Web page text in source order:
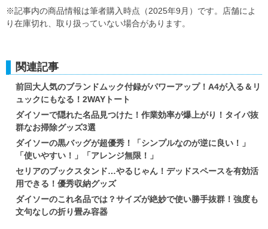
※記事内の商品情報は筆者購入時点（2025年9月）です。店舗によ
り在庫切れ、取り扱っていない場合があります。
関連記事
前回大人気のブランドムック付録がパワーアップ！A4が入る＆リ
ュックにもなる！2WAYトート
ダイソーで隠れた名品見つけた！作業効率が爆上がり！タイパ抜
群なお掃除グッズ3選
ダイソーの黒バッグが超優秀！「シンプルなのが逆に良い！」
「使いやすい！」「アレンジ無限！」
セリアのブックスタンド…やるじゃん！デッドスペースを有効活
用できる！優秀収納グッズ
ダイソーのこれ名品では？サイズが絶妙で使い勝手抜群！強度も
文句なしの折り畳み容器